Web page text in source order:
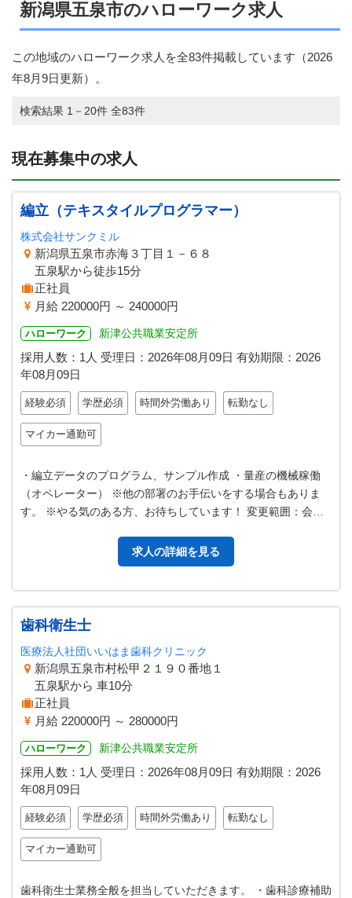
新潟県五泉市のハローワーク求人
この地域のハローワーク求人を全83件掲載しています（2026
年8月9日更新）。
検索結果 1－20件 全83件
現在募集中の求人
編立（テキスタイルプログラマー）
株式会社サンクミル
新潟県五泉市赤海３丁目１－６８
五泉駅から徒歩15分
正社員
月給 220000円 ～ 240000円
ハローワーク 新津公共職業安定所
採用人数：1人 受理日： 2026年08月09日 有効期限： 2026
年08月09日
経験必須 学歴必須 時間外労働あり 転勤なし
マイカー通勤可
・編立データのプログラム、サンプル作成 ・量産の機械稼働
（オペレーター） ※他の部署のお手伝いをする場合もありま
す。 ※やる気のある方、お待ちしています！ 変更範囲：会社
求人の詳細を見る
歯科衛生士
医療法人社団いいはま歯科クリニック
新潟県五泉市村松甲２１９０番地１
五泉駅から 車10分
正社員
月給 220000円 ～ 280000円
ハローワーク 新津公共職業安定所
採用人数：1人 受理日： 2026年08月09日 有効期限： 2026
年08月09日
経験必須 学歴必須 時間外労働あり 転勤なし
マイカー通勤可
歯科衛生士業務全般を担当していただきます。 ・歯科診療補助